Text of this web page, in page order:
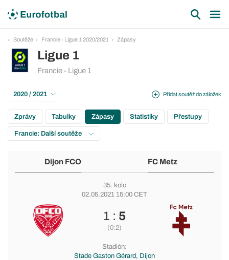
Soutěže Francie - Ligue 1 2020/2021 Zápasy
Ligue 1
Francie - Ligue 1
Přidat soutěž do záložek
2020 / 2021
Zprávy Tabulky Zápasy Statistiky Přestupy
Francie: Další soutěže
Dijon FCO FC Metz
35. kolo
02.05.2021 15:00 CET
1 : 5
(0:2)
Stadión:
Stade Gaston Gérard, Dijon